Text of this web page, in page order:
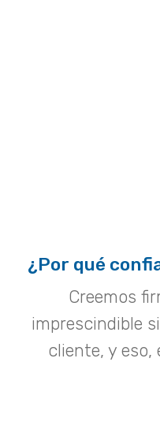
¿Por qué
Creemos
imprescindible
cliente, y eso,